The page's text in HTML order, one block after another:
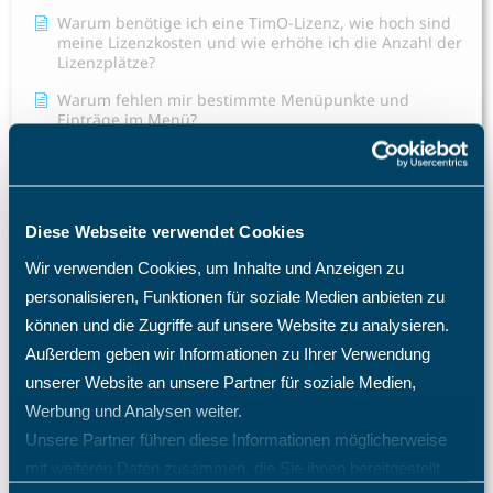
Diese Webseite verwendet Cookies
Wir verwenden Cookies, um Inhalte und Anzeigen zu
personalisieren, Funktionen für soziale Medien anbieten zu
können und die Zugriffe auf unsere Website zu analysieren.
Außerdem geben wir Informationen zu Ihrer Verwendung
unserer Website an unsere Partner für soziale Medien,
Werbung und Analysen weiter.
Unsere Partner führen diese Informationen möglicherweise
mit weiteren Daten zusammen, die Sie ihnen bereitgestellt
Warum benötige ich eine TimO-Lizenz, wie hoch sind
meine Lizenzkosten und wie erhöhe ich die Anzahl der
Lizenzplätze?
Warum fehlen mir bestimmte Menüpunkte und
Einträge im Menü?
Was passiert nach einer Löschung eines Mitarbeiters?
Wie ändere ich die Rolle eines Mitarbeiters?
Wie ändere ich die Sprache im TimO?
Alle Artikel anzeigen( 22 )
Spesenrechner - Reisekostenmanager
Teamkalender - Gruppenkalender